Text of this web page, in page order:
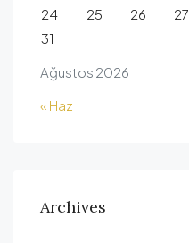
Ağustos 2026
24
25 26 27
31
« Haz
Archives